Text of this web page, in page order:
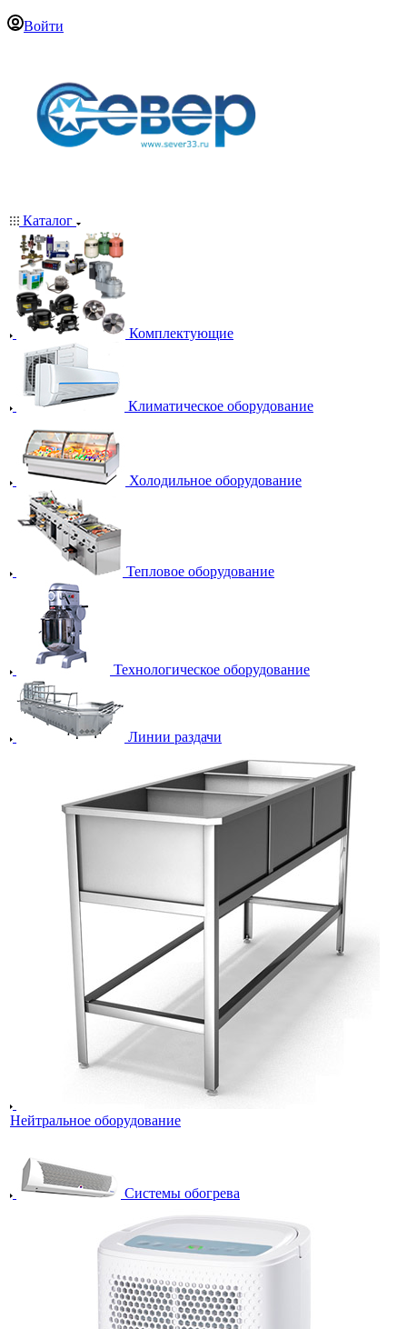
Войти
Каталог
Комплектующие
Климатическое оборудование
Холодильное оборудование
Тепловое оборудование
Технологическое оборудование
Линии раздачи
Нейтральное оборудование
Системы обогрева